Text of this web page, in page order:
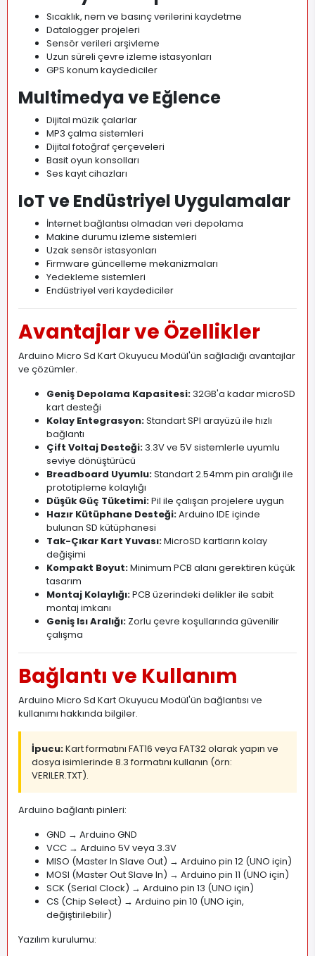
Sıcaklık, nem ve basınç verilerini kaydetme
Datalogger projeleri
Sensör verileri arşivleme
Uzun süreli çevre izleme istasyonları
GPS konum kaydediciler
Multimedya ve Eğlence
Dijital müzik çalarlar
MP3 çalma sistemleri
Dijital fotoğraf çerçeveleri
Basit oyun konsolları
Ses kayıt cihazları
IoT ve Endüstriyel Uygulamalar
İnternet bağlantısı olmadan veri depolama
Makine durumu izleme sistemleri
Uzak sensör istasyonları
Firmware güncelleme mekanizmaları
Yedekleme sistemleri
Endüstriyel veri kaydediciler
Avantajlar ve Özellikler
Arduino Micro Sd Kart Okuyucu Modül'ün sağladığı avantajlar
ve çözümler.
Geniş Depolama Kapasitesi:32GB'a kadar microSD
kart desteği
Kolay Entegrasyon:Standart SPI arayüzü ile hızlı
bağlantı
Çift Voltaj Desteği:3.3V ve 5V sistemlerle uyumlu
seviye dönüştürücü
Breadboard Uyumlu:Standart 2.54mm pin aralığı ile
prototipleme kolaylığı
Düşük Güç Tüketimi:Pil ile çalışan projelere uygun
Hazır Kütüphane Desteği:Arduino IDE içinde
bulunan SD kütüphanesi
Tak-Çıkar Kart Yuvası:MicroSD kartların kolay
değişimi
Kompakt Boyut:Minimum PCB alanı gerektiren küçük
tasarım
Montaj Kolaylığı:PCB üzerindeki delikler ile sabit
montaj imkanı
Geniş Isı Aralığı: Zorlu çevre koşullarında güvenilir
çalışma
Bağlantı ve Kullanım
Arduino Micro Sd Kart Okuyucu Modül'ün bağlantısı ve
kullanımı hakkında bilgiler.
İpucu:Kart formatını FAT16 veya FAT32 olarak yapın ve
dosya isimlerinde 8.3 formatını kullanın (örn:
VERILER.TXT).
Arduino bağlantı pinleri:
GND → Arduino GND
VCC → Arduino 5V veya 3.3V
MISO (Master In Slave Out) → Arduino pin 12 (UNO için)
MOSI (Master Out Slave In) → Arduino pin 11 (UNO için)
SCK (Serial Clock) → Arduino pin 13 (UNO için)
CS (Chip Select) → Arduino pin 10 (UNO için,
değiştirilebilir)
Yazılım kurulumu: